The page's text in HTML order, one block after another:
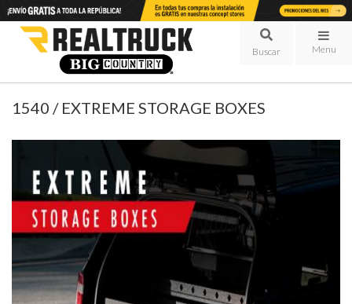
Menu
1540 / EXTREME STORAGE BOXES